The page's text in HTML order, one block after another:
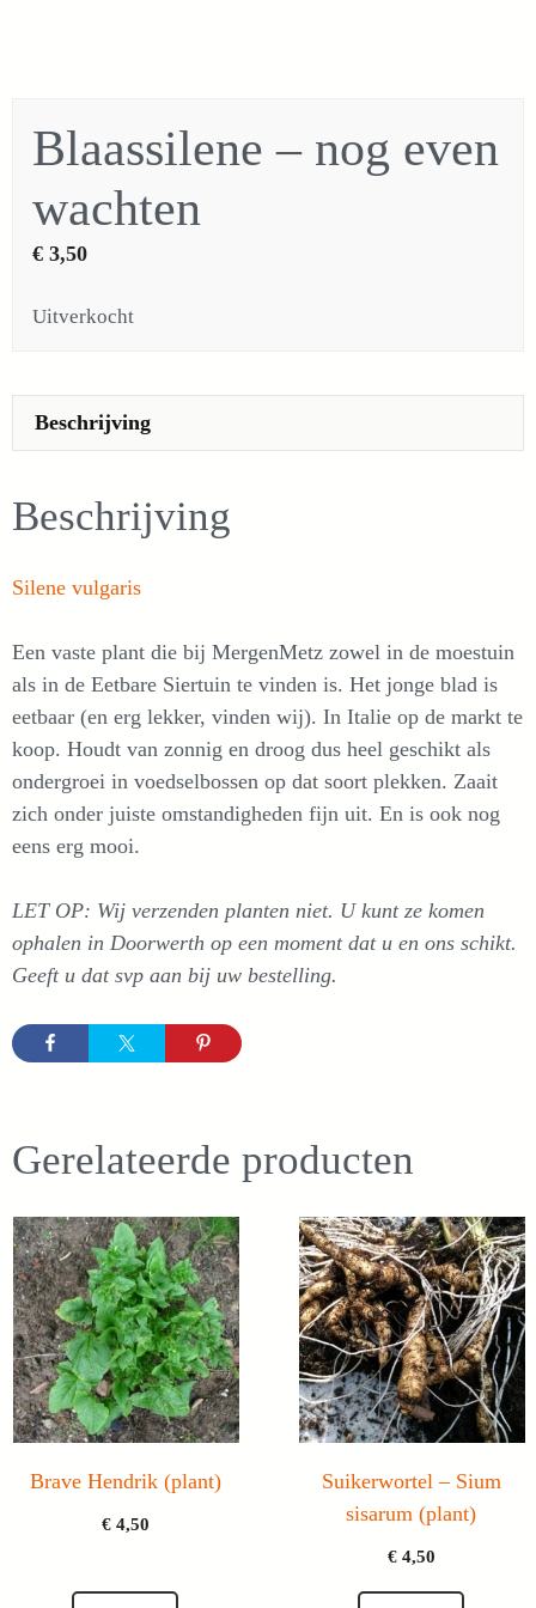
Blaassilene – nog even
wachten
€ 3,50
Uitverkocht
Beschrijving
Beschrijving
Silene vulgaris
Een vaste plant die bij MergenMetz zowel in de moestuin
als in de Eetbare Siertuin te vinden is. Het jonge blad is
eetbaar (en erg lekker, vinden wij). In Italie op de markt te
koop. Houdt van zonnig en droog dus heel geschikt als
ondergroei in voedselbossen op dat soort plekken. Zaait
zich onder juiste omstandigheden fijn uit. En is ook nog
eens erg mooi.
LET OP: Wij verzenden planten niet. U kunt ze komen
ophalen in Doorwerth op een moment dat u en ons schikt.
Geeft u dat svp aan bij uw bestelling.
Gerelateerde producten
Brave Hendrik (plant)
€4,50
Suikerwortel – Sium
sisarum (plant)
€4,50